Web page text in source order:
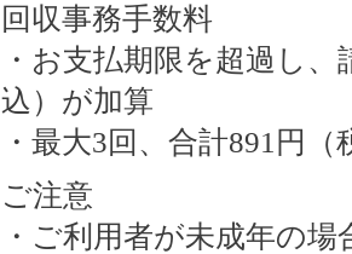
回収事務手数料
・お支払期限を超過し
込）が加算
・最大3回、合計891円（
ご注意
・ご利用者が未成年の